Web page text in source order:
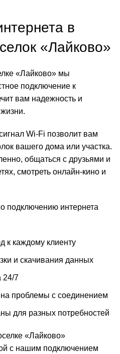
в
«Лайково»
«Лайково» мы
подключение к
вам надежность и
Wi-Fi позволит вам
вашего дома или участка.
общаться с друзьями и
смотреть онлайн-кино и
подключению интернета
к каждому клиенту
и скачивания данных
24/7
проблемы с соединением
для разных потребностей
«Лайково»
с нашим подключением